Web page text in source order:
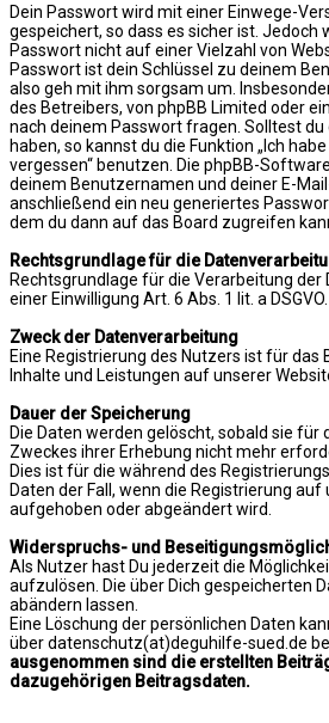
Dein Passwort wird mit einer Einwege-
gespeichert, so dass es sicher ist. Jedoch
Passwort nicht auf einer Vielzahl von
Passwort ist dein Schlüssel zu deinem
also geh mit ihm sorgsam um.
des Betreibers, von phpBB Limited oder
nach deinem Passwort fragen. Solltest
haben, so kannst du die Funktion „Ich
vergessen“ benutzen. Die phpBB-
deinem Benutzernamen und deiner E-
anschließend ein neu generiertes
dem du dann auf das Board zugreifen
Rechtsgrundlage für die
Rechtsgrundlage für die Verarbeitung der
einer Einwilligung Art. 6 Abs. 1 lit. a DSGVO.
Zweck der Datenverarbeitung
Eine Registrierung des Nutzers ist für
Inhalte und Leistungen auf unserer
Dauer der Speicherung
Die Daten werden gelöscht, sobald sie für
Zweckes ihrer Erhebung nicht mehr
Dies ist für die während des
Daten der Fall, wenn die Registrierung
aufgehoben oder abgeändert wird.
Widerspruchs- und
Als Nutzer hast Du jederzeit die
aufzulösen. Die über Dich gespeicherten
abändern lassen.
Eine Löschung der persönlichen Daten
über datenschutz(at)deguhilfe-sued.de
ausgenommen sind die erstellten
dazugehörigen Beitragsdaten.